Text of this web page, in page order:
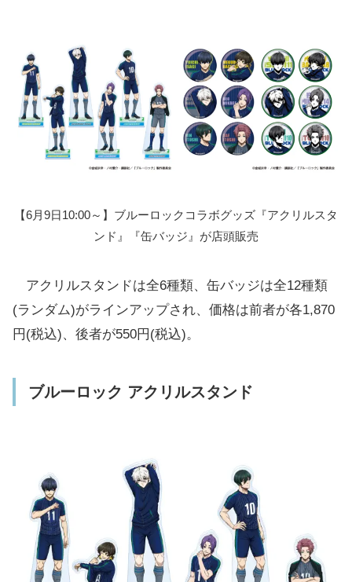
クラシエ フリスク クリーンブレス フ
レッシュミント
MEGA男梅粒
カジッテグレープ＆マスカット
カントリーマアム厳選バニラ
オレオバニラクリーム
アポロチョコレート
チョコベビー
マーブル
【6月9日10:00～】ブルーロックコラボグッズ『アクリルスタ
ンド』『缶バッジ』が店頭販売
アクリルスタンドは全6種類、缶バッジは全12種類
(ランダム)がラインアップされ、価格は前者が各1,870
円(税込)、後者が550円(税込)。
ブルーロック アクリルスタンド